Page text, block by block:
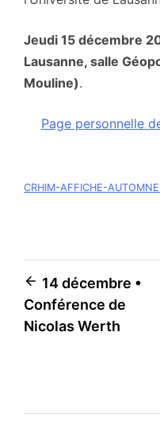
Jeudi 15 décembre
Lausanne, salle
Mouline).
Page personnelle
CRHIM-AFFICHE-
Navigation
de
14 décembre •
Conférence de
Nicolas Werth